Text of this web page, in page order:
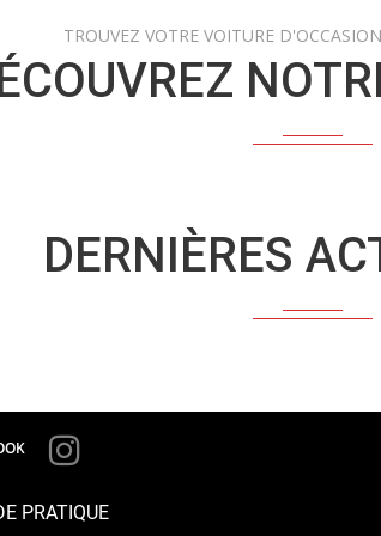
TROUVEZ VOTRE VOITURE
DERNIÈRES
PRATIQUE